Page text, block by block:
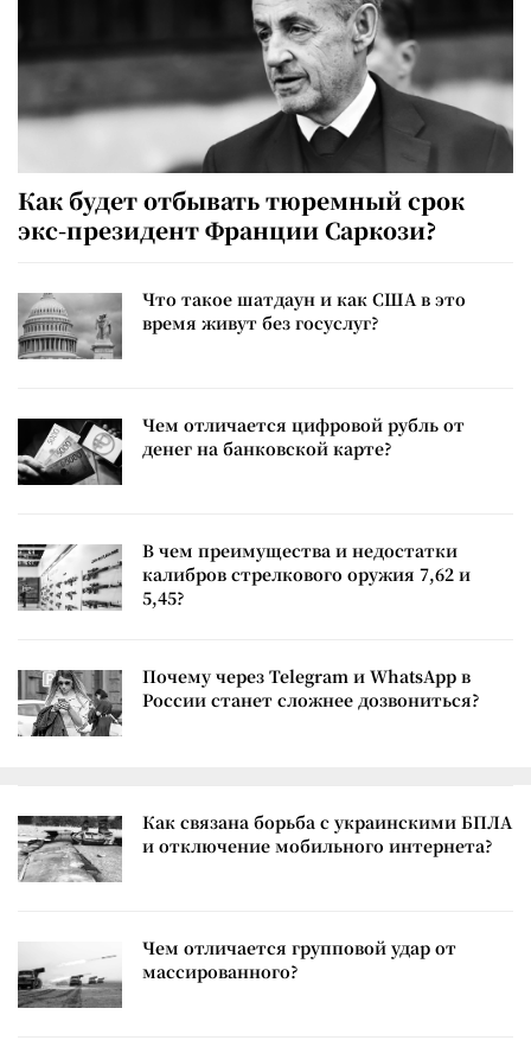
Как будет отбывать тюремный срок
экс-президент Франции Саркози?
Что такое шатдаун и как США в это
время живут без госуслуг?
Чем отличается цифровой рубль от
денег на банковской карте?
В чем преимущества и недостатки
калибров стрелкового оружия 7,62 и
5,45?
Почему через Telegram и WhatsApp в
России станет сложнее дозвониться?
Как связана борьба с украинскими БПЛА
и отключение мобильного интернета?
Чем отличается групповой удар от
массированного?